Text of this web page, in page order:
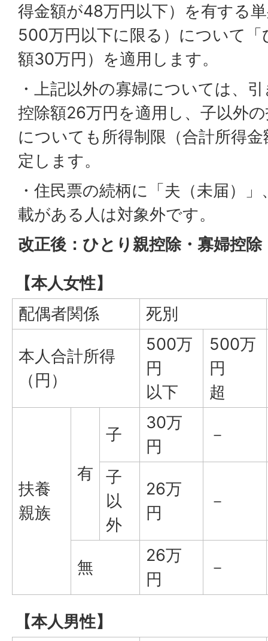
得金額が48万円以下）を有する
500万円以下に限る）について
額30万円）を適用します。
・上記以外の寡婦については、
控除額26万円を適用し、子以外
についても所得制限（合計所得
定します。
・住民票の続柄に「夫（未届）
載がある人は対象外です。
改正後：ひとり親控除・寡婦控除
【本人女性】
配偶者関係
死別
本人合計所得
（円）
500万
円
以下
500万
円
超
扶養
親族
有
子
30万
円
－
子
以
外
26万
円
－
無
26万
円
－
【本人男性】